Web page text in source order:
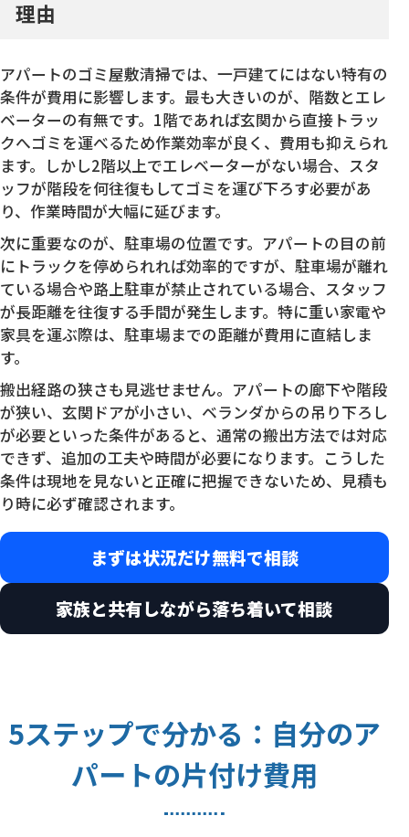
理由
アパートのゴミ屋敷清掃では、一戸建てにはない特有の
条件が費用に影響します。最も大きいのが、階数とエレ
ベーターの有無です。1階であれば玄関から直接トラッ
クへゴミを運べるため作業効率が良く、費用も抑えられ
ます。しかし2階以上でエレベーターがない場合、スタ
ッフが階段を何往復もしてゴミを運び下ろす必要があ
り、作業時間が大幅に延びます。
次に重要なのが、駐車場の位置です。アパートの目の前
にトラックを停められれば効率的ですが、駐車場が離れ
ている場合や路上駐車が禁止されている場合、スタッフ
が長距離を往復する手間が発生します。特に重い家電や
家具を運ぶ際は、駐車場までの距離が費用に直結しま
す。
搬出経路の狭さも見逃せません。アパートの廊下や階段
が狭い、玄関ドアが小さい、ベランダからの吊り下ろし
が必要といった条件があると、通常の搬出方法では対応
できず、追加の工夫や時間が必要になります。こうした
条件は現地を見ないと正確に把握できないため、見積も
り時に必ず確認されます。
まずは状況だけ無料で相談
家族と共有しながら落ち着いて相談
5ステップで分かる：自分のア
パートの片付け費用